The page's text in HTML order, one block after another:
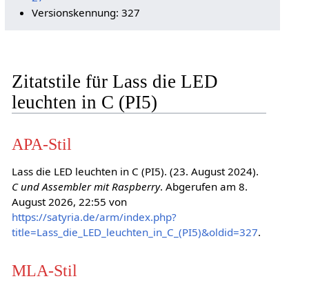
Versionskennung: 327
Zitatstile für Lass die LED
leuchten in C (PI5)
APA-Stil
Lass die LED leuchten in C (PI5). (23. August 2024).
C und Assembler mit Raspberry. Abgerufen am 8.
August 2026, 22:55 von
https://satyria.de/arm/index.php?
title=Lass_die_LED_leuchten_in_C_(PI5)&oldid=327.
MLA-Stil